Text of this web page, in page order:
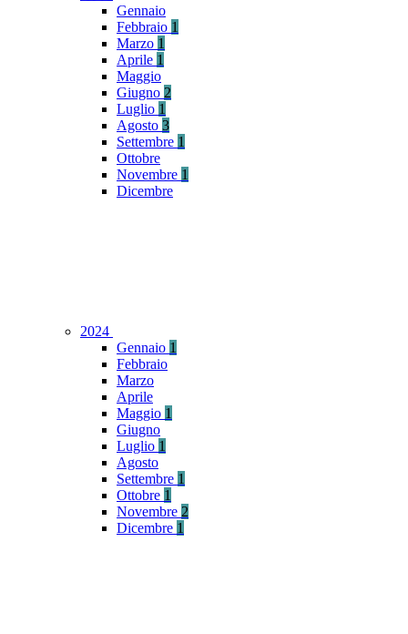
Gennaio
Febbraio 1
Marzo 1
Aprile 1
Maggio
Giugno 2
Luglio 1
Agosto 3
Settembre 1
Ottobre
Novembre 1
Dicembre
2024
Gennaio 1
Febbraio
Marzo
Aprile
Maggio 1
Giugno
Luglio 1
Agosto
Settembre 1
Ottobre 1
Novembre 2
Dicembre 1